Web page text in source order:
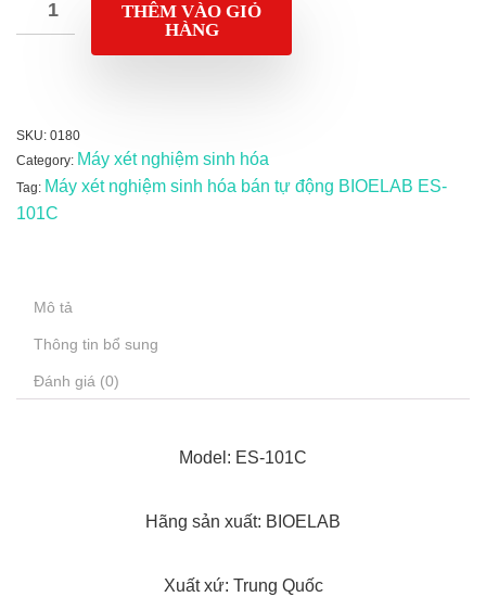
THÊM VÀO GIỎ
HÀNG
SKU: 0180
Category: Máy xét nghiệm sinh hóa
Tag: Máy xét nghiệm sinh hóa bán tự động BIOELAB ES-
101C
Mô tả
Thông tin bổ sung
Đánh giá (0)
Model: ES-101C
Hãng sản xuất: BIOELAB
Xuất xứ: Trung Quốc